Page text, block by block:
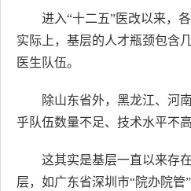
进入“十二五”医改以来，
实际上，基层的人才瓶颈包含
医生队伍。
除山东省外，黑龙江、河
乎队伍数量不足、技术水平不
这其实是基层一直以来存
层，如广东省深圳市“院办院